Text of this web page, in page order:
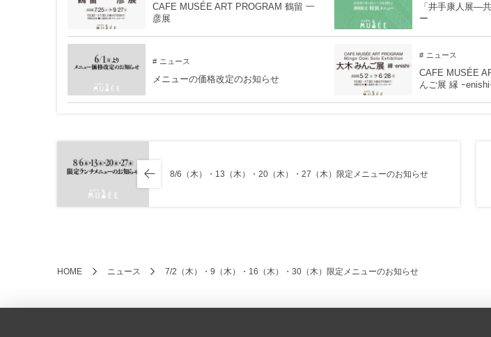
CAFE MUSÉE ART PROGRAM 鶴留 一
彦展
「井手康人展―
ー
ニュース
メニューの価格改定のお知らせ
ニュース
CAFE MUSÉE
んご展 縁 ｰenishi
8/6（木）・13（木）・20（木）・27（木）限定メニューのお知らせ
HOME ニュース 7/2（木）・9（木）・16（木）・30（木）限定メニューのお知らせ